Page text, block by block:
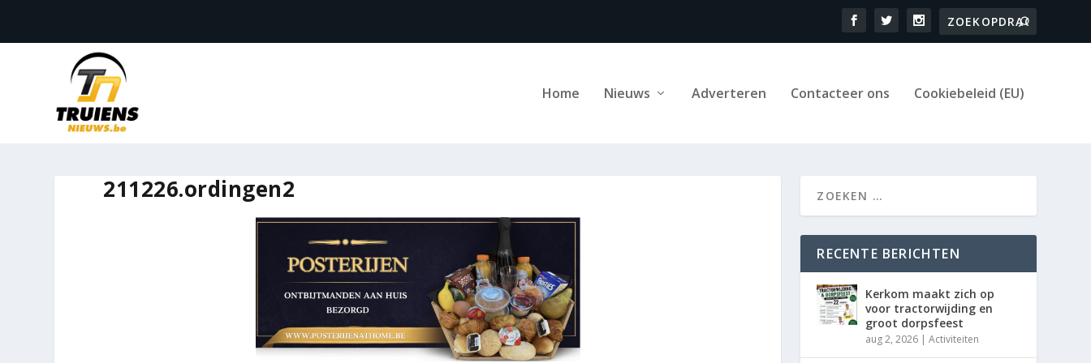
Home Nieuws Adverteren Contacteer ons Cookiebeleid (EU)
211226.ordingen2
RECENTE BERICHTEN
Kerkom maakt zich op
voor tractorwijding en
groot dorpsfeest
aug 2, 2026 |Activiteiten